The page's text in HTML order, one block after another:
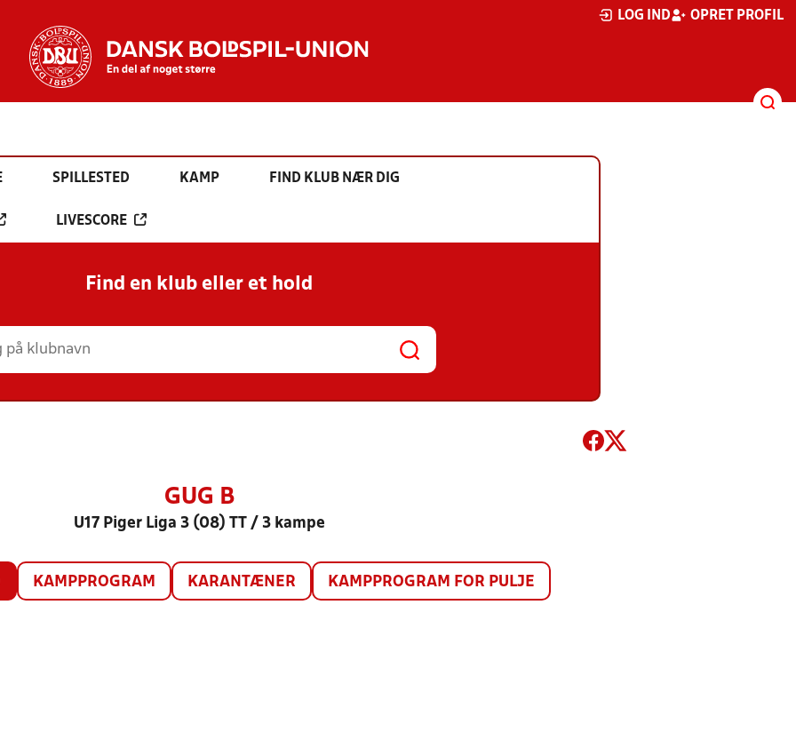
LOG IND OPRET PROFIL
SPILLESTED KAMP FIND KLUB NÆR DIG
LIVESCORE
Find en klub eller et hold
GUG B
U17 Piger Liga 3 (08) TT / 3 kampe
KAMPPROGRAM KARANTÆNER KAMPPROGRAM FOR PULJE